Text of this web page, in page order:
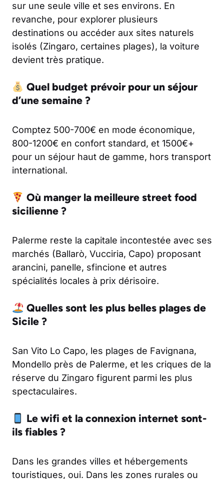
sur une seule ville et ses environs. En
revanche, pour explorer plusieurs
destinations ou accéder aux sites naturels
isolés (Zingaro, certaines plages), la voiture
devient très pratique.
Quel budget prévoir pour un séjour
d’une semaine ?
Comptez 500-700€ en mode économique,
800-1200€ en confort standard, et 1500€+
pour un séjour haut de gamme, hors transport
international.
Où manger la meilleure street food
sicilienne ?
Palerme reste la capitale incontestée avec ses
marchés (Ballarò, Vucciria, Capo) proposant
arancini, panelle, sfincione et autres
spécialités locales à prix dérisoire.
Quelles sont les plus belles plages de
Sicile ?
San Vito Lo Capo, les plages de Favignana,
Mondello près de Palerme, et les criques de la
réserve du Zingaro figurent parmi les plus
spectaculaires.
Le wifi et la connexion internet sont-
ils fiables ?
Dans les grandes villes et hébergements
touristiques, oui. Dans les zones rurales ou